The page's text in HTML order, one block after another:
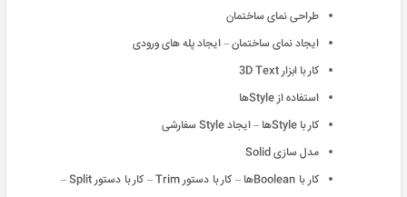
طراحی نمای ساختمان
ایجاد نمای ساختمان – ایجاد پله های ورودی
کار با ابزار 3D Text
استفاده از Styleها
کار با Styleها – ایجاد Style سفارشی
مدل سازی Solid
کار با Booleanها – کار با دستور Trim – کار با دستور Split –